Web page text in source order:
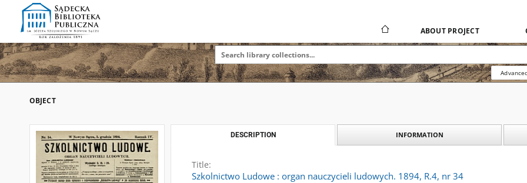
ABOUT PROJECT
OBJECT
DESCRIPTION INFORMATION
Title:
Szkolnictwo Ludowe : organ nauczycieli ludowych. 1894, R.4, nr 34